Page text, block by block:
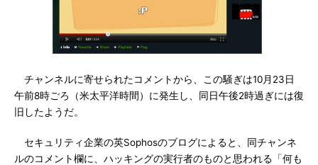
チャンネルに寄せられたコメントから、この騒ぎは10月23日
午前8時ごろ（米太平洋時間）に発生し、同日午後2時過ぎには復
旧したようだ。
セキュリティ企業の英Sophosのブログによると、同チャンネ
ルのコメント欄に、ハッキングの実行者のものと思われる「何も